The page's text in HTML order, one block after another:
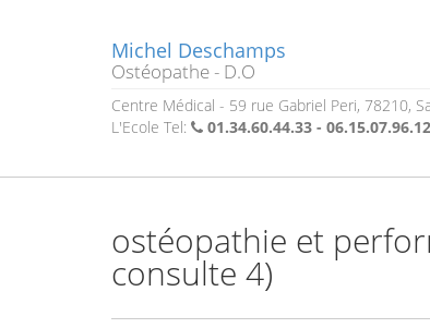
Michel Deschamps
Ostéopathe - D.O
Centre Médical - 59 rue Gabriel Peri, 78210,
L'Ecole Tel:
01.34.60.44.33 - 06.15.07.96.12
ostéopathie et
consulte 4)